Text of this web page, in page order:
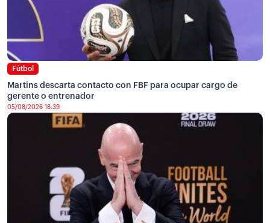
Fútbol
Martins descarta contacto con FBF para ocupar cargo de
gerente o entrenador
05/08/2026 18:39